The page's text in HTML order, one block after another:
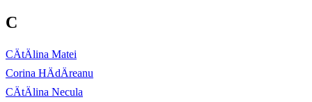
C
CÄtÄlina Matei
Corina HÄdÄreanu
CÄtÄlina Necula